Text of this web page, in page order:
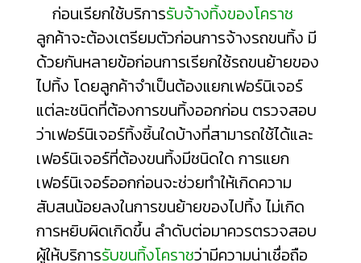
ก่อนเรียกใช้บริการรับจ้างทิ้งของโคราช
ลูกค้าจะต้องเตรียมตัวก่อนการจ้างรถขนทิ้ง มี
ด้วยกันหลายข้อก่อนการเรียกใช้รถขนย้ายของ
ไปทิ้ง โดยลูกค้าจำเป็นต้องแยกเฟอร์นิเจอร์
แต่ละชนิดที่ต้องการขนทิ้งออกก่อน ตรวจสอบ
ว่าเฟอร์นิเจอร์ทิ้งชิ้นใดบ้างที่สามารถใช้ได้และ
เฟอร์นิเจอร์ที่ต้องขนทิ้งมีชนิดใด การแยก
เฟอร์นิเจอร์ออกก่อนจะช่วยทำให้เกิดความ
สับสนน้อยลงในการขนย้ายของไปทิ้ง ไม่เกิด
การหยิบผิดเกิดขึ้น ลำดับต่อมาควรตรวจสอบ
ผู้ให้บริการรับขนทิ้งโคราชว่ามีความน่าเชื่อถือ